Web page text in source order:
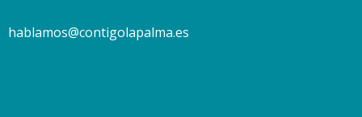
hablamos@contigolapalma.es